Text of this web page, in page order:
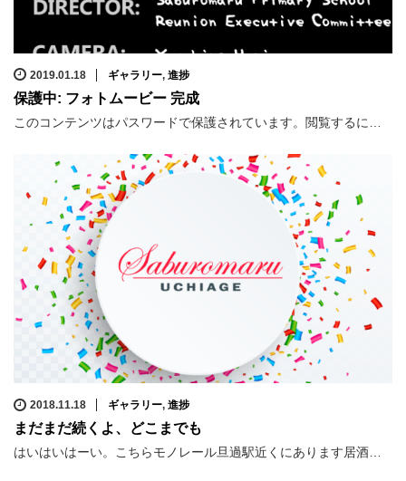
2019.01.18 ギャラリー, 進捗
保護中: フォトムービー 完成
このコンテンツはパスワードで保護されています。閲覧するに…
2018.11.18 ギャラリー, 進捗
まだまだ続くよ、どこまでも
はいはいはーい。こちらモノレール旦過駅近くにあります居酒…